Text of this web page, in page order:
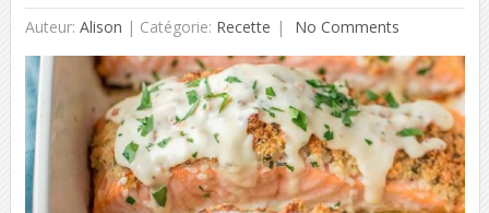
Auteur: Alison | Catégorie: Recette No Comments